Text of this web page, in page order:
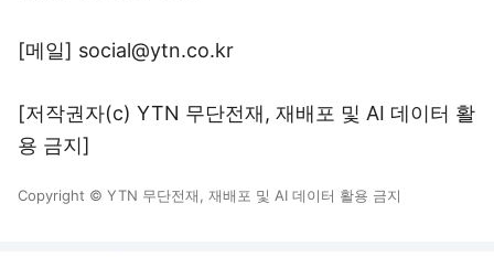
[메일] social@ytn.co.kr
[저작권자(c) YTN 무단전재, 재배포 및 AI 데이터 활
용 금지]
Copyright © YTN 무단전재, 재배포 및 AI 데이터 활용 금지